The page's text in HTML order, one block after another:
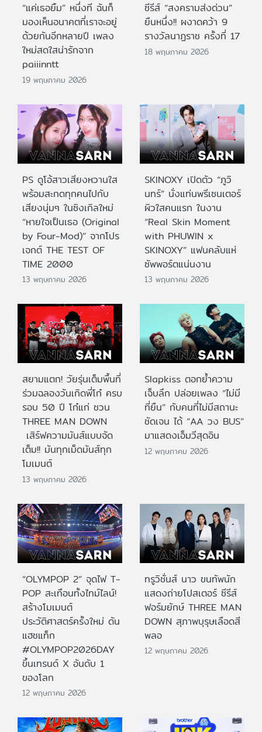
“แค่เธอยิ้ม” หนึ่งที ฉันก็
มองเห็นอนาคตที่เราจะอยู่
ด้วยกันอีกหลายปี เพลง
ใหม่สดใสน่ารักจาก
paiiinntt
19 พฤษภาคม 2026
ซีรีส์ “สงครามส่งด่วน”
ยืนหนึ่ง!! ผงาดคว้า 9
รางวัลนาฏราช ครั้งที่ 17
18 พฤษภาคม 2026
PS ดูโอ้สาวเสียงหวานใส
พร้อมสะกดทุกคนไปกับ
เสียงนุ่มๆ ในซิงเกิลใหม่
“หายใจเป็นเธอ (Original
by Four-Mod)” จากโปร
เจกต์ THE TEST OF
TIME 2000
13 พฤษภาคม 2026
SKINOXY เปิดตัว “ภูวิ
นทร์” นั่งแท่นพรีเซนเตอร์
ผิวใสคนแรก ในงาน
“Real Skin Moment
with PHUWIN x
SKINOXY” แฟนคลับแห่
ซัพพอร์ตแน่นงาน
13 พฤษภาคม 2026
สยามแตก! วัยรุ่นเต็มพื้นที่
ร่วมฉลองวันเกิดพี่โก๋ ครบ
รอบ 50 ปี โก๋แก่ ชวน
THREE MAN DOWN
เสิร์ฟความมันส์แบบจัด
เต็ม!! มันทุกเม็ดมันส์ทุก
โมเมนต์
13 พฤษภาคม 2026
Slapkiss ตอกย้ำความ
เจ็บลึก ปล่อยเพลง “ไม่มี
ที่ยืน” กับคนที่ไม่มีสถานะ
ชัดเจน ได้ “AA วง BUS”
มาแสดงเอ็มวีสุดอิน
12 พฤษภาคม 2026
“OLYMPOP 2” จุดไฟ T-
POP สะเทือนทั้งไทม์ไลน์!
สร้างโมเมนต์
ประวัติศาสตร์ครั้งใหม่ ดัน
แฮชแท็ก
#OLYMPOP2026DAY
ขึ้นเทรนด์ X อันดับ 1
ของโลก
12 พฤษภาคม 2026
ทรูวิชั่นส์ นาว ขนทัพนัก
แสดงถ่ายโปสเตอร์ ซีรีส์
ฟอร์มยักษ์ THREE MAN
DOWN สุภาพบุรุษเลือดสี
พลอ
12 พฤษภาคม 2026